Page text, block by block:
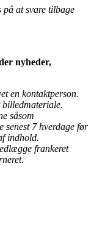
at svare tilbage
nyheder,
en kontaktperson.
billedmateriale.
såsom
senest 7 hverdage før
indhold.
frankeret